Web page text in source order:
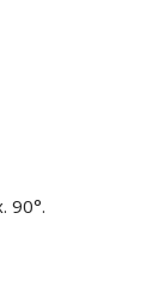
90°.